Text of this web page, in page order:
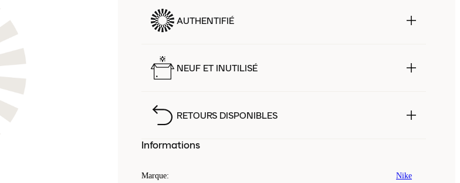
AUTHENTIFIÉ
NEUF ET INUTILISÉ
RETOURS DISPONIBLES
Informations
Marque: Nike